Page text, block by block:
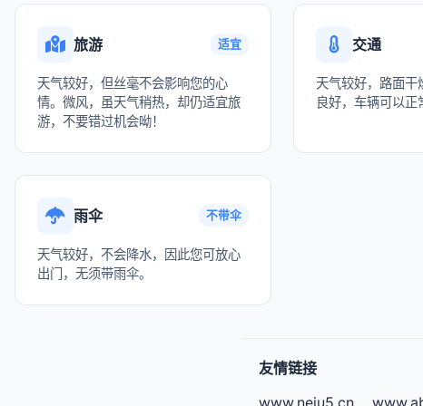
旅游 适宜
天气较好，但丝毫不会影响您的心
情。微风，虽天气稍热，却仍适宜旅
游，不要错过机会呦！
交通
天气较好，路面干
良好，车辆可以正
雨伞 不带伞
天气较好，不会降水，因此您可放心
出门，无须带雨伞。
友情链接
www.neiu5.cn